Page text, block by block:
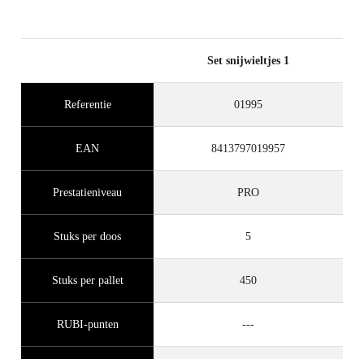
Set snijwieltjes 1
Referentie 01995
EAN 8413797019957
Prestatieniveau PRO
Stuks per doos 5
Stuks per pallet 450
RUBI-punten ---